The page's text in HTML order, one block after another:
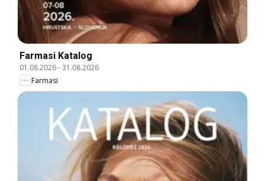
Farmasi Katalog
01.08.2026-31.08.2026
Farmasi